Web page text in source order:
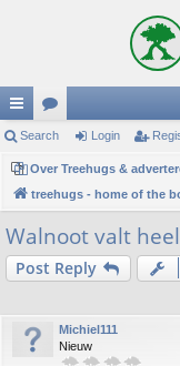
ui
ck
lin
ks
or
u
m
s
Search Login
Over Treehugs &
treehugs - home of the
Walnoot valt
Post Reply
Michiel111
Nieuw